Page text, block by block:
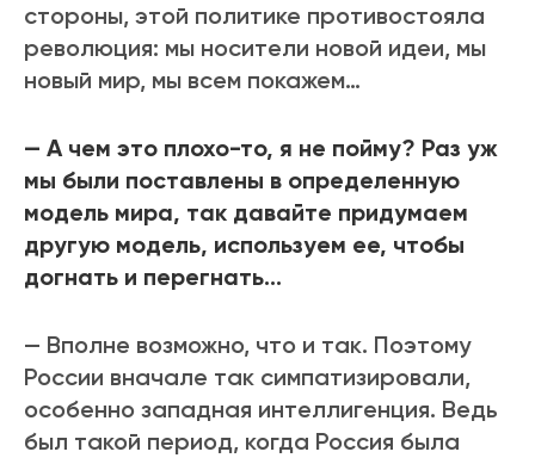
стороны, этой политике противостояла
революция: мы носители новой идеи, мы
новый мир, мы всем покажем…
— А чем это плохо-то, я не пойму? Раз уж
мы были поставлены в определенную
модель мира, так давайте придумаем
другую модель, используем ее, чтобы
догнать и перегнать…
— Вполне возможно, что и так. Поэтому
России вначале так симпатизировали,
особенно западная интеллигенция. Ведь
был такой период, когда Россия была